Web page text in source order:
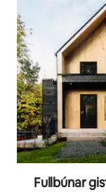
Fullbúnar